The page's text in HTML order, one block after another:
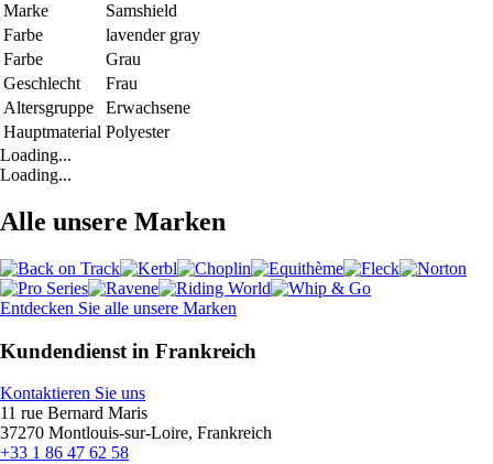
Marke
Samshield
Farbe
lavender gray
Farbe
Grau
Geschlecht
Frau
Altersgruppe
Erwachsene
Hauptmaterial Polyester
Loading...
Loading...
Alle unsere Marken
Entdecken Sie alle unsere Marken
Kundendienst in Frankreich
Kontaktieren Sie uns
11 rue Bernard Maris
37270 Montlouis-sur-Loire, Frankreich
+33 1 86 47 62 58